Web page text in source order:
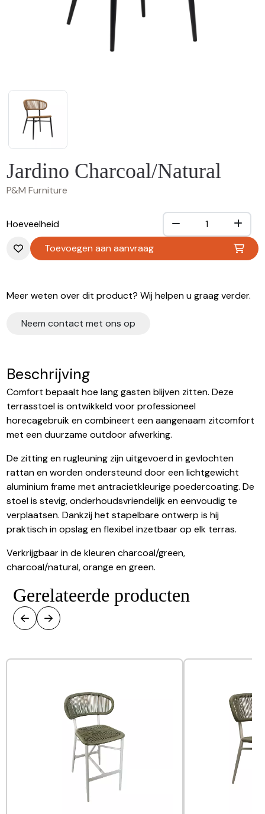
Jardino Charcoal/Natural
P&M Furniture
Hoeveelheid
Toevoegen aan aanvraag
Meer weten over dit product? Wij helpen u graag verder.
Neem contact met ons op
Beschrijving
Comfort bepaalt hoe lang gasten blijven zitten. Deze
terrasstoel is ontwikkeld voor professioneel
horecagebruik en combineert een aangenaam zitcomfort
met een duurzame outdoor afwerking.
De zitting en rugleuning zijn uitgevoerd in gevlochten
rattan en worden ondersteund door een lichtgewicht
aluminium frame met antracietkleurige poedercoating. De
stoel is stevig, onderhoudsvriendelijk en eenvoudig te
verplaatsen. Dankzij het stapelbare ontwerp is hij
praktisch in opslag en flexibel inzetbaar op elk terras.
Verkrijgbaar in de kleuren charcoal/green,
charcoal/natural, orange en green.
Gerelateerde producten